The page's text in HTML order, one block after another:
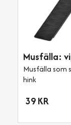
Musfälla:
Musfälla som
hink
39 KR